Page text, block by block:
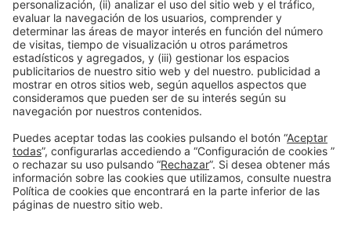
legal
de privacidad
de cookies
#SALONNAUTICO
en las redes sociales